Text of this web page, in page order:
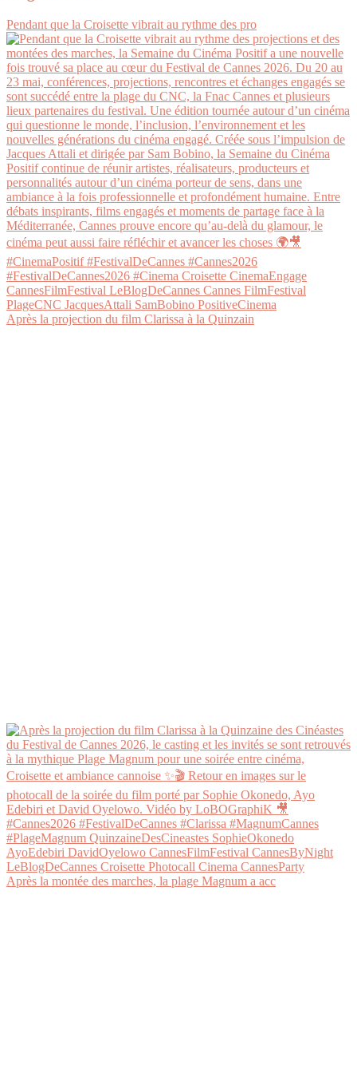
Pendant que la Croisette vibrait au rythme des pro
Après la projection du film Clarissa à la Quinzain
Après la montée des marches, la plage Magnum a acc